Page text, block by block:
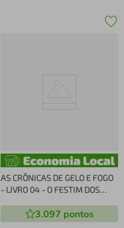
AS CRÔNICAS DE GELO E FOGO
- LIVRO 04 - O FESTIM DOS
3.097 pontos